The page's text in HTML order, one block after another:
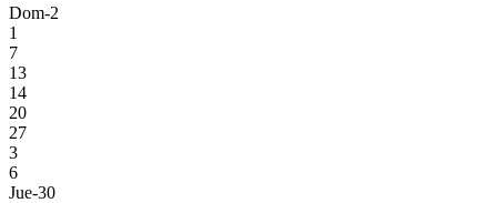
Dom-2
1
7
13
14
20
27
3
6
Jue-30